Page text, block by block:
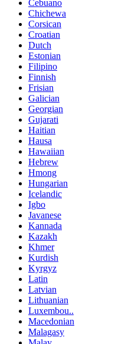
Cebuano
Chichewa
Corsican
Croatian
Dutch
Estonian
Filipino
Finnish
Frisian
Galician
Georgian
Gujarati
Haitian
Hausa
Hawaiian
Hebrew
Hmong
Hungarian
Icelandic
Igbo
Javanese
Kannada
Kazakh
Khmer
Kurdish
Kyrgyz
Latin
Latvian
Lithuanian
Luxembou..
Macedonian
Malagasy